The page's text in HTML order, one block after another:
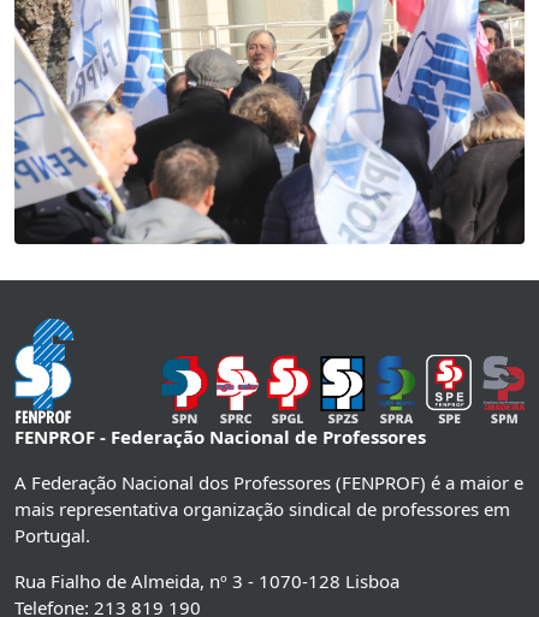
FENPROF - Federação Nacional de Professores
A Federação Nacional dos Professores (FENPROF) é a maior e
mais representativa organização sindical de professores em
Portugal.
Rua Fialho de Almeida, nº 3 - 1070-128 Lisboa
Telefone: 213 819 190